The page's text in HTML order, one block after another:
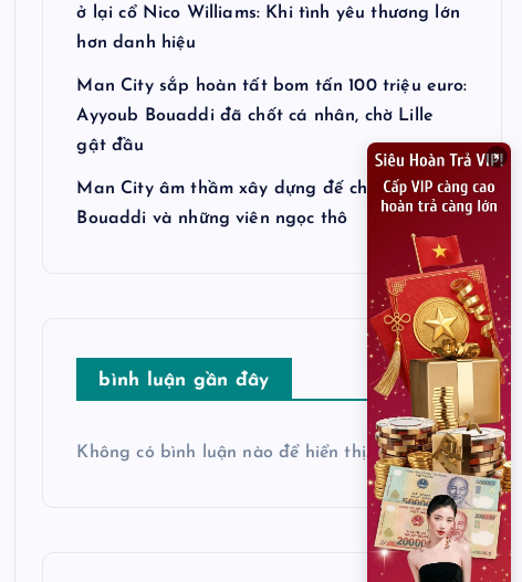
ở lại cổ Nico Williams: Khi tình yêu thương lớn
hơn danh hiệu
Man City sắp hoàn tất bom tấn 100 triệu euro:
Ayyoub Bouaddi đã chốt cá nhân, chờ Lille
gật đầu
Man City âm thầm xây dựng đế chế tương lai:
Bouaddi và những viên ngọc thô
bình luận gần đây
Không có bình luận nào để hiển thị.
×